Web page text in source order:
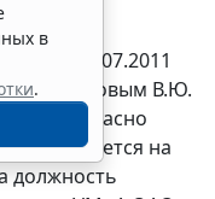
что 12.07.2011
и Сайнаковым В.Ю.
254 согласно
принимается на
должность
в
.